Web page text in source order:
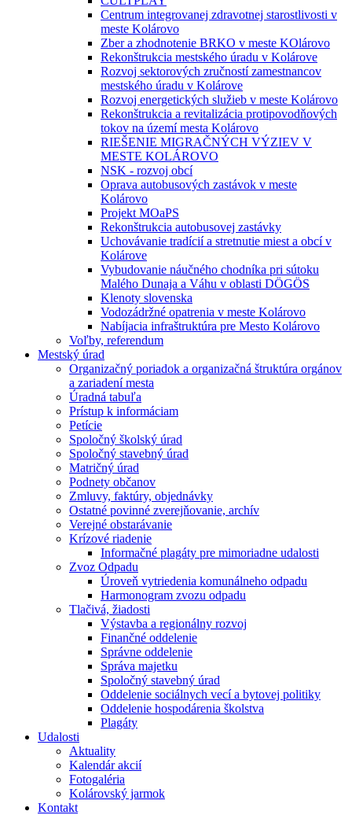
Centrum integrovanej zdravotnej starostlivosti v
meste Kolárovo
Zber a zhodnotenie BRKO v meste KOlárovo
Rekonštrukcia mestského úradu v Kolárove
Rozvoj sektorových zručností zamestnancov
mestského úradu v Kolárove
Rozvoj energetických služieb v meste Kolárovo
Rekonštrukcia a revitalizácia protipovodňových
tokov na území mesta Kolárovo
RIEŠENIE MIGRAČNÝCH VÝZIEV V
MESTE KOLÁROVO
NSK - rozvoj obcí
Oprava autobusových zastávok v meste
Kolárovo
Projekt MOaPS
Rekonštrukcia autobusovej zastávky
Uchovávanie tradícií a stretnutie miest a obcí v
Kolárove
Vybudovanie náučného chodníka pri sútoku
Malého Dunaja a Váhu v oblasti DÖGÖS
Klenoty slovenska
Vodozádržné opatrenia v meste Kolárovo
Nabíjacia infraštruktúra pre Mesto Kolárovo
Voľby, referendum
Mestský úrad
Organizačný poriadok a organizačná štruktúra orgánov
a zariadení mesta
Úradná tabuľa
Prístup k informáciam
Petície
Spoločný školský úrad
Spoločný stavebný úrad
Matričný úrad
Podnety občanov
Zmluvy, faktúry, objednávky
Ostatné povinné zverejňovanie, archív
Verejné obstarávanie
Krízové riadenie
Informačné plagáty pre mimoriadne udalosti
Zvoz Odpadu
Úroveň vytriedenia komunálneho odpadu
Harmonogram zvozu odpadu
Tlačivá, žiadosti
Výstavba a regionálny rozvoj
Finančné oddelenie
Správne oddelenie
Správa majetku
Spoločný stavebný úrad
Oddelenie sociálnych vecí a bytovej politiky
Oddelenie hospodárenia školstva
Plagáty
Udalosti
Aktuality
Kalendár akcií
Fotogaléria
Kolárovský jarmok
Kontakt